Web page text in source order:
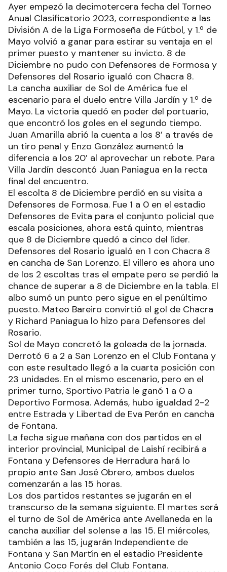
Ayer empezó la decimotercera fecha del Torneo
Anual Clasificatorio 2023, correspondiente a las
División A de la Liga Formoseña de Fútbol, y 1.º de
Mayo volvió a ganar para estirar su ventaja en el
primer puesto y mantener su invicto. 8 de
Diciembre no pudo con Defensores de Formosa y
Defensores del Rosario igualó con Chacra 8.
La cancha auxiliar de Sol de América fue el
escenario para el duelo entre Villa Jardín y 1.º de
Mayo. La victoria quedó en poder del portuario,
que encontró los goles en el segundo tiempo.
Juan Amarilla abrió la cuenta a los 8’ a través de
un tiro penal y Enzo González aumentó la
diferencia a los 20’ al aprovechar un rebote. Para
Villa Jardín descontó Juan Paniagua en la recta
final del encuentro.
El escolta 8 de Diciembre perdió en su visita a
Defensores de Formosa. Fue 1 a 0 en el estadio
Defensores de Evita para el conjunto policial que
escala posiciones, ahora está quinto, mientras
que 8 de Diciembre quedó a cinco del líder.
Defensores del Rosario igualó en 1 con Chacra 8
en cancha de San Lorenzo. El villero es ahora uno
de los 2 escoltas tras el empate pero se perdió la
chance de superar a 8 de Diciembre en la tabla. El
albo sumó un punto pero sigue en el penúltimo
puesto. Mateo Bareiro convirtió el gol de Chacra
y Richard Paniagua lo hizo para Defensores del
Rosario.
Sol de Mayo concretó la goleada de la jornada.
Derrotó 6 a 2 a San Lorenzo en el Club Fontana y
con este resultado llegó a la cuarta posición con
23 unidades. En el mismo escenario, pero en el
primer turno, Sportivo Patria le ganó 1 a 0 a
Deportivo Formosa. Además, hubo igualdad 2-2
entre Estrada y Libertad de Eva Perón en cancha
de Fontana.
La fecha sigue mañana con dos partidos en el
interior provincial, Municipal de Laishí recibirá a
Fontana y Defensores de Herradura hará lo
propio ante San José Obrero, ambos duelos
comenzarán a las 15 horas.
Los dos partidos restantes se jugarán en el
transcurso de la semana siguiente. El martes será
el turno de Sol de América ante Avellaneda en la
cancha auxiliar del solense a las 15. El miércoles,
también a las 15, jugarán Independiente de
Fontana y San Martín en el estadio Presidente
Antonio Coco Forés del Club Fontana.